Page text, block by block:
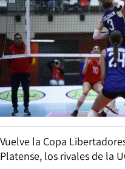
Vuelve la Copa
Platense, los rivales de la